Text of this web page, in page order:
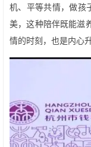
机、平等共情，做孩
美，这种陪伴既能滋
情的时刻，也是内心